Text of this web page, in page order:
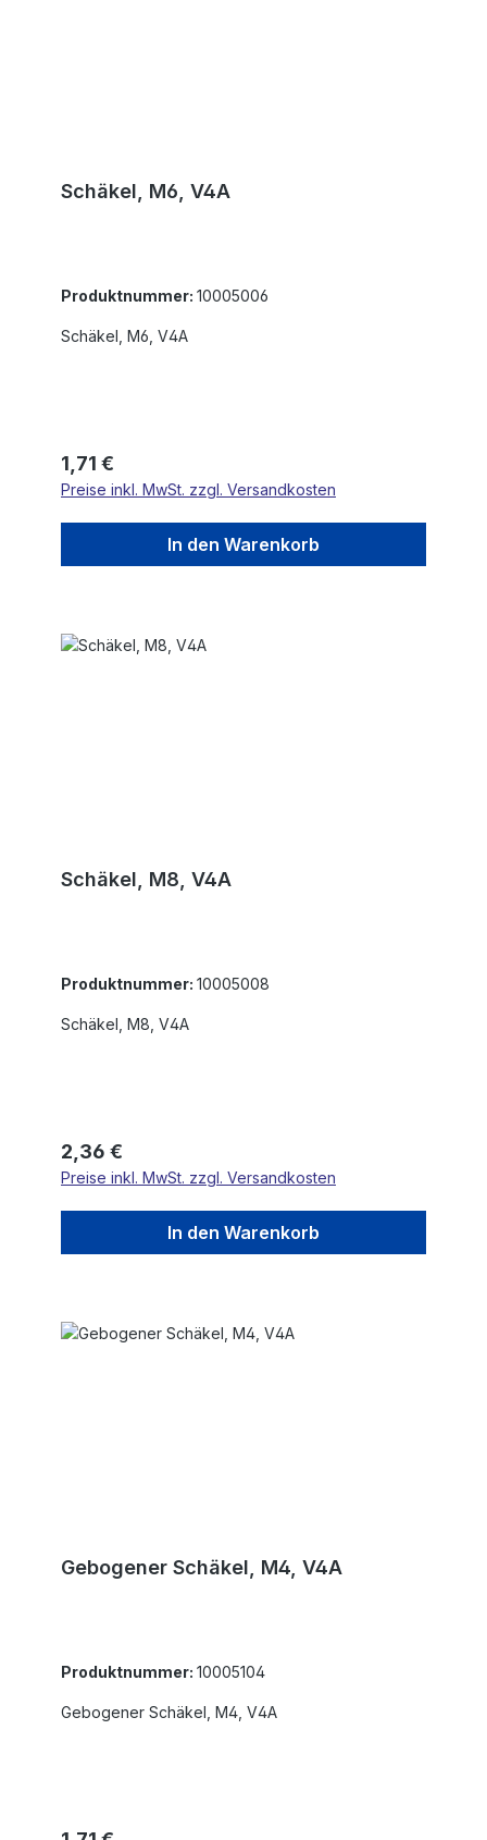
Schäkel, M6, V4A
Produktnummer: 10005006
Schäkel, M6, V4A
Regulärer Preis:
1,71 €
Preise inkl. MwSt. zzgl. Versandkosten
In den Warenkorb
Schäkel, M8, V4A
Produktnummer: 10005008
Schäkel, M8, V4A
Regulärer Preis:
2,36 €
Preise inkl. MwSt. zzgl. Versandkosten
In den Warenkorb
Gebogener Schäkel, M4, V4A
Produktnummer: 10005104
Gebogener Schäkel, M4, V4A